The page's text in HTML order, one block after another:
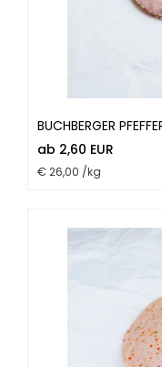
BUCHBERGER
ab 2,60 EUR
€ 26,00 /kg